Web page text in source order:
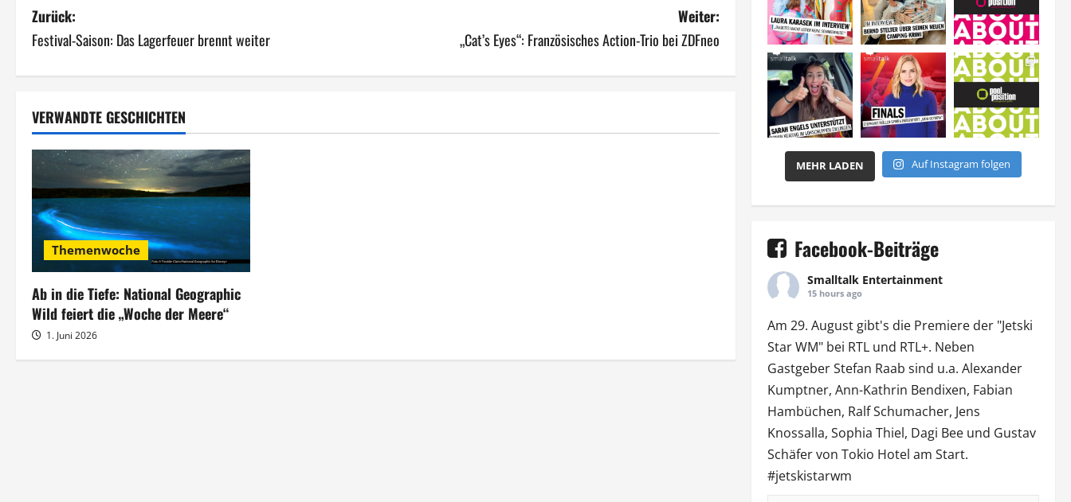
B
e
i
t
r
a
g
s
n
a
v
Zurück:
Festival-Saison: Das Lagerfeuer brennt weiter
Weiter:
„Cat’s Eyes“: Französisches Action-Trio bei ZDFneo
VERWANDTE GESCHICHTEN
Themenwoche
Ab in die Tiefe: National Geographic
Wild feiert die „Woche der Meere“
1. Juni 2026
MEHR LADEN Auf Instagram folgen
Facebook-Beiträge
Smalltalk Entertainment
15 hours ago
Am 29. August gibt's die Premiere der "Jetski
Star WM" bei RTLund RTL+. Neben
Gastgeber Stefan Raab sind u.a. Alexander
Kumptner, Ann-Kathrin Bendixen, Fabian
Hambüchen, Ralf Schumacher, Jens
Knossalla, Sophia Thiel, Dagi Beeund Gustav
Schäfer von Tokio Hotel am Start.
#jetskistarwm